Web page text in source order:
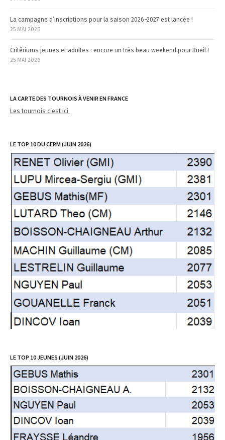
La campagne d’inscriptions pour la saison 2026-2027 est lancée !
25 MAI 2026
Critériums jeunes et adultes : encore un très beau weekend pour Rueil !
25 MAI 2026
LA CARTE DES TOURNOIS À VENIR EN FRANCE
Les tournois c’est ici
LE TOP 10 DU CERM (JUIN 2026)
LE TOP 10 JEUNES (JUIN 2026)